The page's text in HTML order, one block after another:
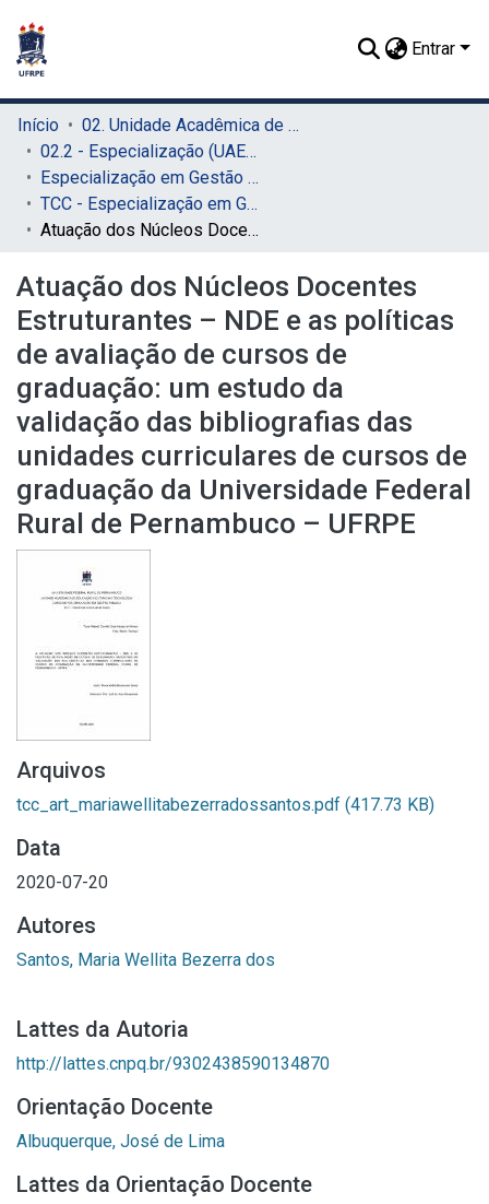
Entrar
Início
02. Unidade Acadêmica de Educação a Distância e Tecnologia (UAEADTec)
02.2 - Especialização (UAEADTec)
Especialização em Gestão Pública (UAEADTec)
TCC - Especialização em Gestão Pública (UAEADTec)
Atuação dos Núcleos Docentes Estruturantes – NDE e as políticas de avaliação de cursos de graduação: um estudo da validação das bibliografias das unidades curriculares de cursos de graduação da Universidade Federal Rural de Pernambuco – UFRPE
Atuação dos Núcleos Docentes
Estruturantes – NDE e as políticas
de avaliação de cursos de
graduação: um estudo da
validação das bibliografias das
unidades curriculares de cursos de
graduação da Universidade Federal
Rural de Pernambuco – UFRPE
Arquivos
tcc_art_mariawellitabezerradossantos.pdf (417.73 KB)
Data
2020-07-20
Autores
Santos, Maria Wellita Bezerra dos
Lattes da Autoria
http://lattes.cnpq.br/9302438590134870
Orientação Docente
Albuquerque, José de Lima
Lattes da Orientação Docente